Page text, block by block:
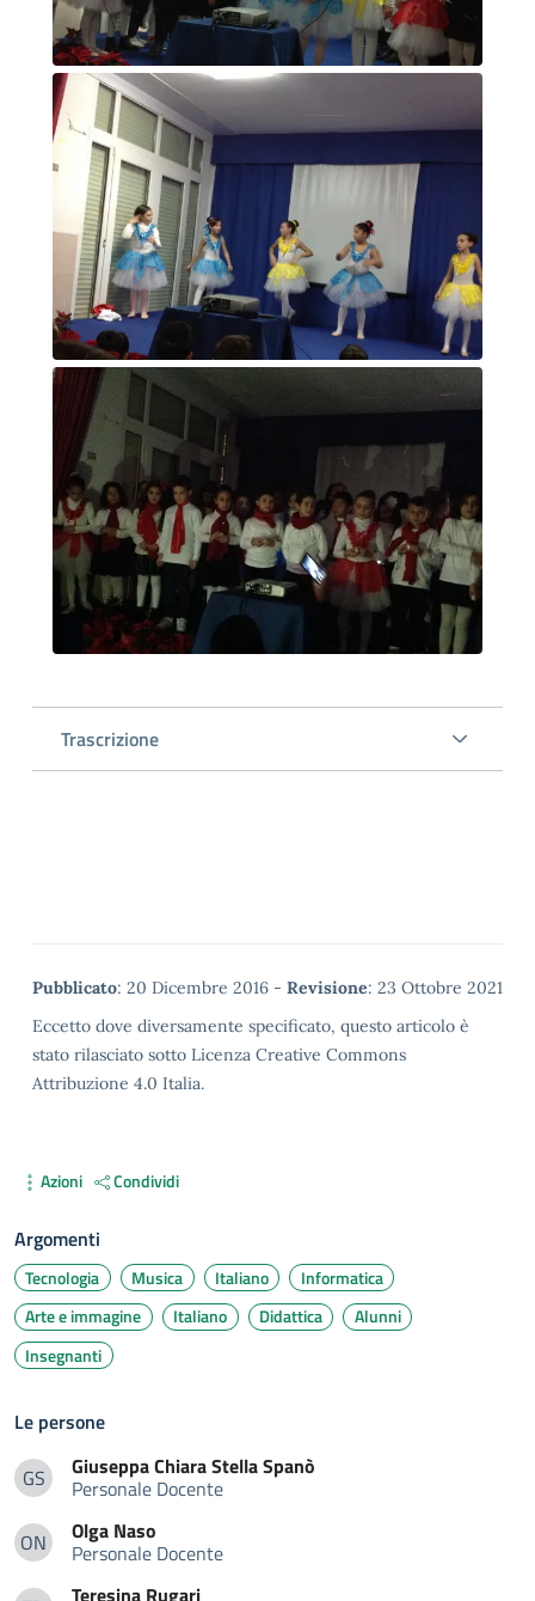
Trascrizione
Metadata
Pubblicato: 20 Dicembre 2016 - Revisione: 23 Ottobre 2021
Eccetto dove diversamente specificato, questo articolo è
stato rilasciato sotto Licenza Creative Commons
Attribuzione 4.0 Italia.
Azioni Condividi
Argomenti
Tecnologia Musica Italiano
Informatica
Arte e immagine
Italiano Didattica
Alunni
Insegnanti
Le persone
GSGiuseppa Chiara Stella Spanò
Giuseppa Chiara StellaSpanò
Personale Docente
ONOlga Naso
Olga Naso
Personale Docente
Teresina Rugari